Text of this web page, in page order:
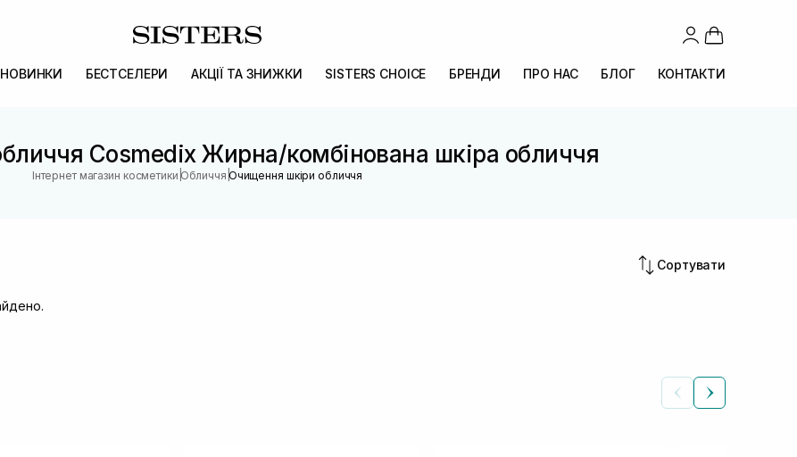
НОВИНКИ БЕСТСЕЛЕРИ АКЦІЇ ТА ЗНИЖКИ SISTERS CHOICE БРЕНДИ ПРО НАС БЛОГ КОНТАКТИ
Cosmedix Жирна/комбінована шкіра обличчя
Інтернет магазин косметики |Обличчя |Очищення шкіри обличчя
Сортувати